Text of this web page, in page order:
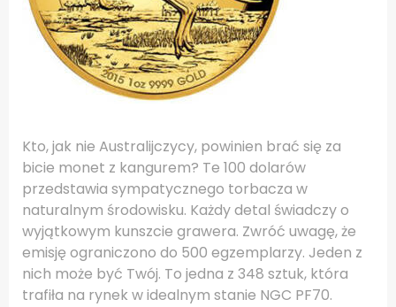
Kto, jak nie Australijczycy, powinien brać się za
bicie monet z kangurem? Te 100 dolarów
przedstawia sympatycznego torbacza w
naturalnym środowisku. Każdy detal świadczy o
wyjątkowym kunszcie grawera. Zwróć uwagę, że
emisję ograniczono do 500 egzemplarzy. Jeden z
nich może być Twój. To jedna z 348 sztuk, która
trafiła na rynek w idealnym stanie NGC PF70.